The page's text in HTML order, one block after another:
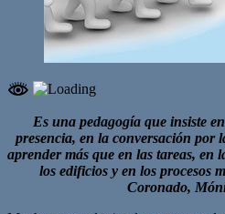
Es una pedagogía que insiste
presencia, en la conversación por
aprender más que en las tareas, en
los edificios y en los procesos
Coronado,